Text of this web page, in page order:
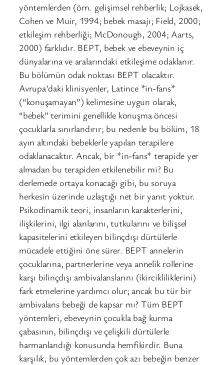
yöntemlerden (örn. gelişimsel rehberlik; Lojkasek,
Cohen ve Muir, 1994; bebek masajı; Field, 2000;
etkileşim rehberliği; McDonough, 2004; Aarts,
2000) farklıdır. BEPT, bebek ve ebeveynin iç
dünyalarına ve aralarındaki etkileşime odaklanır.
Bu bölümün odak noktası BEPT olacaktır.
Avrupa’daki klinisyenler, Latince *in-fans*
(“konuşamayan”) kelimesine uygun olarak,
“bebek” terimini genellikle konuşma öncesi
çocuklarla sınırlandırır; bu nedenle bu bölüm, 18
ayın altındaki bebeklerle yapılan terapilere
odaklanacaktır. Ancak, bir *in-fans* terapide yer
almadan bu terapiden etkilenebilir mi? Bu
derlemede ortaya konacağı gibi, bu soruya
herkesin üzerinde uzlaştığı net bir yanıt yoktur.
Psikodinamik teori, insanların karakterlerini,
ilişkilerini, ilgi alanlarını, tutkularını ve bilişsel
kapasitelerini etkileyen bilinçdışı dürtülerle
mücadele ettiğini öne sürer. BEPT annelerin
çocuklarına, partnerlerine veya annelik rollerine
karşı bilinçdışı ambivalanslarını (ikircikliliklerini)
fark etmelerine yardımcı olur; ancak bu tür bir
ambivalans bebeği de kapsar mı? Tüm BEPT
yöntemleri, ebeveynin çocukla bağ kurma
çabasının, bilinçdışı ve çelişkili dürtülerle
harmanlandığı konusunda hemfikirdir. Buna
karşılık, bu yöntemlerden çok azı bebeğin benzer